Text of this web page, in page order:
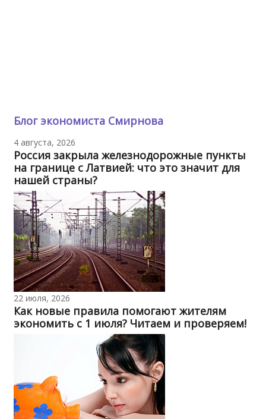
Блог экономиста Смирнова
4 августа, 2026
Россия закрыла железнодорожные пункты
на границе с Латвией: что это значит для
нашей страны?
22 июля, 2026
Как новые правила помогают жителям
экономить с 1 июля? Читаем и проверяем!